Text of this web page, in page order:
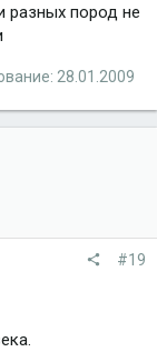
разных пород не
28.01.2009
#19